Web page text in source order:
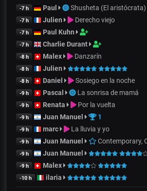
-7 h Paul Shusheta (El aristócrata)
-7 h Julien Derecho viejo
-7 h Paul Kuhn
-7 h Charlie Durant
-8 h Malex Danzarín
-8 h Julien
-8 h Daniel Sosiego en la noche
-9 h Pascal La sonrisa de mamá
-9 h Renata Por la vuelta
-9 h Juan Manuel 1
-9 h marc La lluvia y yo
-9 h Juan Manuel Contemporary,
-9 h Juan Manuel
-9 h Malex
-10 h ilaria